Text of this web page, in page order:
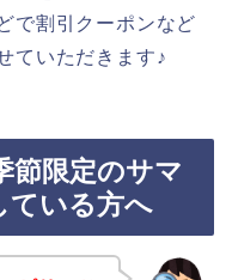
で割引クーポンなど
ていただきます♪
節限定のサマ
ている方へ